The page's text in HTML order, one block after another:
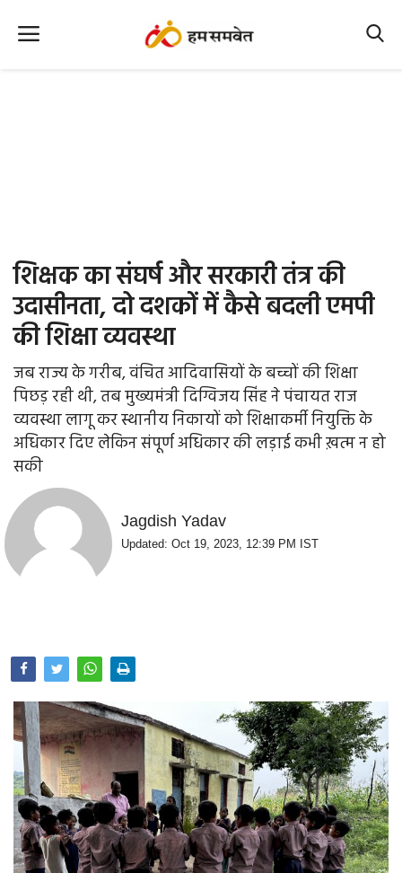
Office Office
Political Gossips
Farm & Food
Opinion
Health & Lifestyle
Photo Gallery
Home
शिक्षक का संघर्ष और सरकारी तंत्र की
उदासीनता, दो दशकों में कैसे बदली एमपी
की शिक्षा व्यवस्था
जब राज्य के गरीब, वंचित आदिवासियों के बच्चों की शिक्षा
पिछड़ रही थी, तब मुख्यमंत्री दिग्विजय सिंह ने पंचायत राज
व्यवस्था लागू कर स्थानीय निकायों को शिक्षाकर्मी नियुक्ति के
अधिकार दिए लेकिन संपूर्ण अधिकार की लड़ाई कभी ख़त्म न हो
सकी
Jagdish Yadav
Updated: Oct 19, 2023, 12:39 PM IST